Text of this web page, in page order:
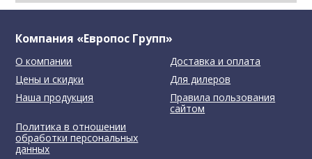
Компания «Европос Групп»
О компании
Доставка и оплата
Цены и скидки
Для дилеров
Наша продукция
Правила пользования
сайтом
Политика в отношении
обработки персональных
данных